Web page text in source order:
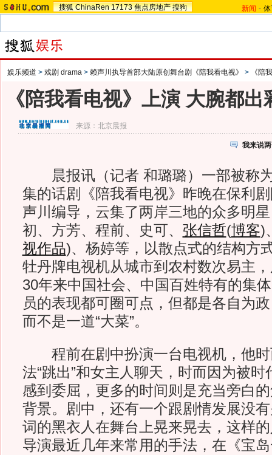
搜狐 ChinaRen 17173 焦点房地产 搜狗 新闻 -
娱乐频道 > 戏剧 drama > 赖声川执导首部大陆原创舞台剧《陪我看电视》 > 《陪
《陪我看电视》上演 大腕都
来源： 北京晨报
我来说
晨报讯（记者 和璐璐）一部被称为
集的话剧《陪我看电视》昨晚在保利
声川编导，云集了两岸三地的众多明
初、方芳、程前、史可、 张信哲(博客)
视作品)、杨婷等，以散点式的结构方
牡丹牌电视机从城市到农村数次易主
30年来中国社会、中国百姓特有的集
员的表现都可圈可点，但都是各自为
而不是一道“大菜”。
程前在剧中扮演一台电视机，他时
法“跳出”和女主人聊天，时而因为被
感到委屈，更多的时间则是充当旁白
背景。剧中，还有一个跟剧情发展没
词的黑衣人在舞台上晃来晃去，这样
导演最近几年来常用的手法，在《宝